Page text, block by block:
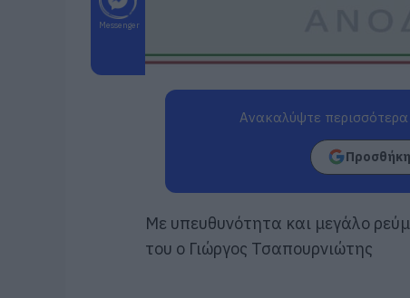
Messenger
Ανακαλύψτε
Με υπευθυνότητα και μεγάλο
του ο Γιώργος Τσαπουρνιώτης